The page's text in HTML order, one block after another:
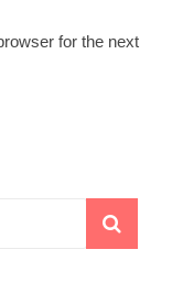
for the next